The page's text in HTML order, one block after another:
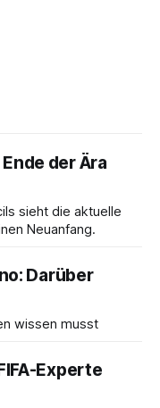
der Ära
sieht die aktuelle
Neuanfang.
Darüber
wissen musst
Experte